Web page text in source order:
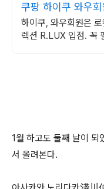
쿠팡 하이쿠 와우
하이쿠, 와우회원은
렉션 R.LUX 입점. 꼭
1월 하고도 둘째 날이 되
서 올려본다.